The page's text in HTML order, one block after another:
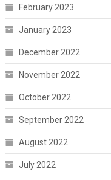
February 2023
January 2023
December 2022
November 2022
October 2022
September 2022
August 2022
July 2022